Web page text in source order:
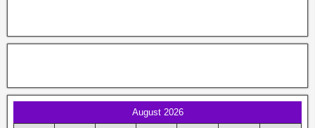
August 2026